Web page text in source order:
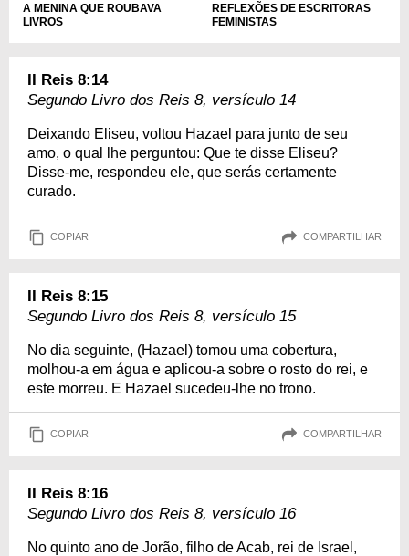
A MENINA QUE ROUBAVA
LIVROS
REFLEXÕES DE ESCRITORAS
FEMINISTAS
II Reis 8:14
Segundo Livro dos Reis 8, versículo 14
Deixando Eliseu, voltou Hazael para junto de seu
amo, o qual lhe perguntou: Que te disse Eliseu?
Disse-me, respondeu ele, que serás certamente
curado.
COPIAR COMPARTILHAR
II Reis 8:15
Segundo Livro dos Reis 8, versículo 15
No dia seguinte, (Hazael) tomou uma cobertura,
molhou-a em água e aplicou-a sobre o rosto do rei, e
este morreu. E Hazael sucedeu-lhe no trono.
COPIAR COMPARTILHAR
II Reis 8:16
Segundo Livro dos Reis 8, versículo 16
No quinto ano de Jorão, filho de Acab, rei de Israel,